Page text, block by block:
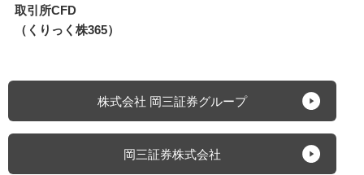
取引所CFD
（くりっく株365）
株式会社 岡三証券グループ
岡三証券株式会社